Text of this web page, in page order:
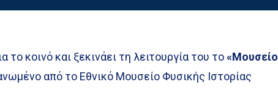
το κοινό και ξεκινάει τη λειτουργία του το«Μουσείο
από το Εθνικό Μουσείο Φυσικής Ιστορίας